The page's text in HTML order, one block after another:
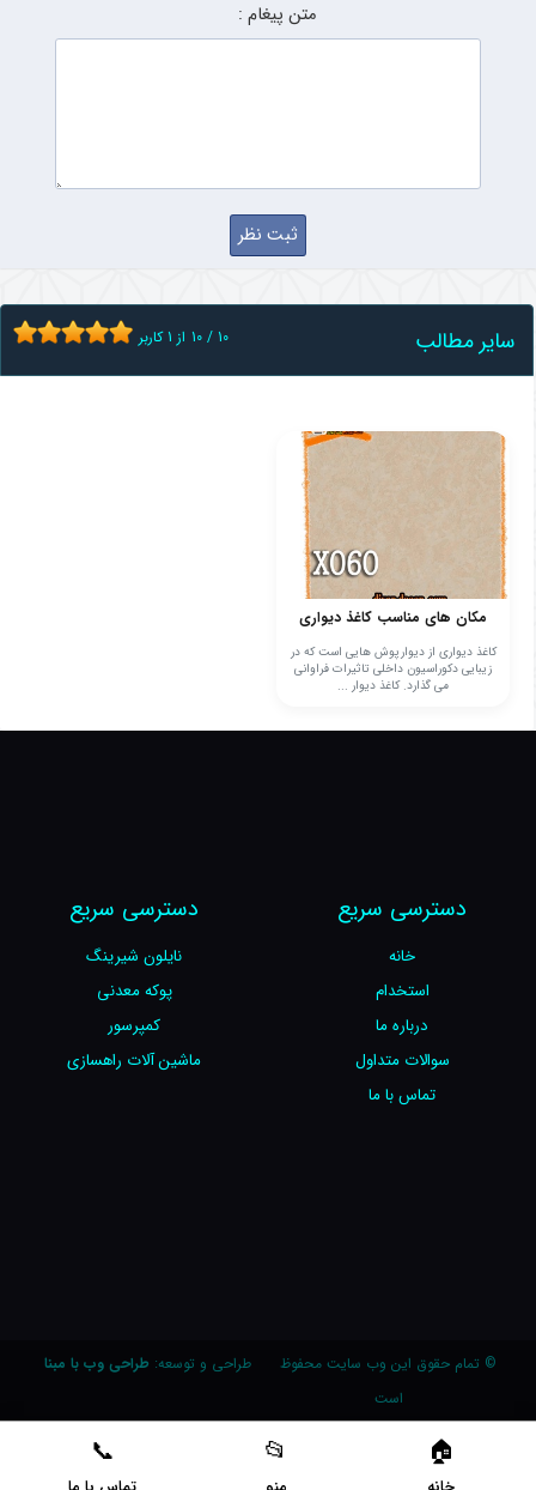
متن پیغام :
سایر مطالب 10 / 10 از 1کاربر
مکان های مناسب کاغذ دیواری
کاغذ دیواری از دیوارپوش هایی است که در
زیبایی دکوراسیون داخلی تاثیرات فراوانی
می گذارد. کاغذ دیوار ...
دسترسی سریع
خانه
استخدام
درباره ما
سوالات متداول
تماس با ما
دسترسی سریع
نایلون شیرینگ
پوکه معدنی
کمپرسور
ماشین آلات راهسازی
© تمام حقوق این وب سایت محفوظ
است
طراحی و توسعه: طراحی وب با مبنا